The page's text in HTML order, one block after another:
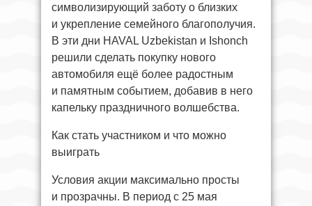
символизирующий заботу о близких
и укрепление семейного благополучия.
В эти дни HAVAL Uzbekistan и Ishonch
решили сделать покупку нового
автомобиля ещё более радостным
и памятным событием, добавив в него
капельку праздничного волшебства.
Как стать участником и что можно
выиграть
Условия акции максимально просты
и прозрачны. В период с 25 мая